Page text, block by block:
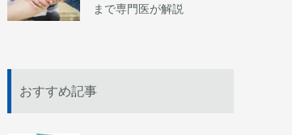
まで専門医が解説
おすすめ記事